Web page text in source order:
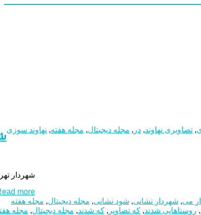
, تصاویری نهاوند, در , مجله دیجیتال, مجله هفته, نهاوند سوزی
شهردار
more...
می, شهردار نشانی, شود نشانی, مجله دیجیتال, مجله هفته
, روستاهایی شدند, که تصاویر , که شدند, مجله دیجیتال, مجله